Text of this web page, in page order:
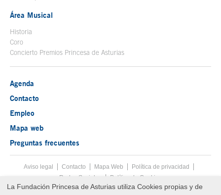
Área Musical
Historia
Coro
Concierto Premios Princesa de Asturias
Agenda
Contacto
Empleo
Mapa web
Preguntas frecuentes
Menú pie
Aviso legal Tecla de acceso 8
Contacto Mapa Web
Política de privacidad
Redes Sociales
Política de Cookies
Fin menú pie
La Fundación Princesa de Asturias utiliza Cookies propias y de